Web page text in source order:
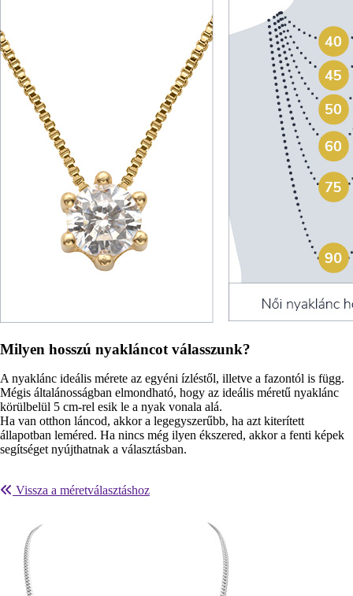
Milyen hosszú nyakláncot válasszunk?
A nyaklánc ideális mérete az egyéni ízléstől, illetve a fazontól is függ.
Mégis általánosságban elmondható, hogy az ideális méretű nyaklánc
körülbelül 5 cm-rel esik le a nyak vonala alá.
Ha van otthon láncod, akkor a legegyszerűbb, ha azt kiterített
állapotban leméred. Ha nincs még ilyen ékszered, akkor a fenti képek
segítséget nyújthatnak a választásban.
Vissza a méretválasztáshoz